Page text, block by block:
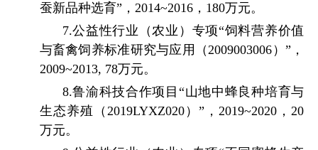
蚕新品种选育”， 2014~2016， 180万元。
7.公益性行业（农业）专项“饲料营养价值
与畜禽饲养标准研究与应用（2009003006 ）”，
2009~2013, 78万元。
8.鲁渝科技合作项目“山地中蜂良种培育与
生态养殖（ 2019LYXZ020）”，2019~2020 ，20
万元。